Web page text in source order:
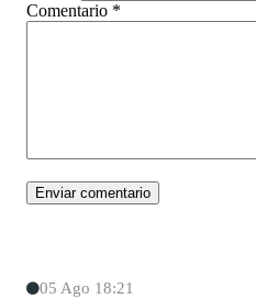
Comentario *
05 Ago 18:21